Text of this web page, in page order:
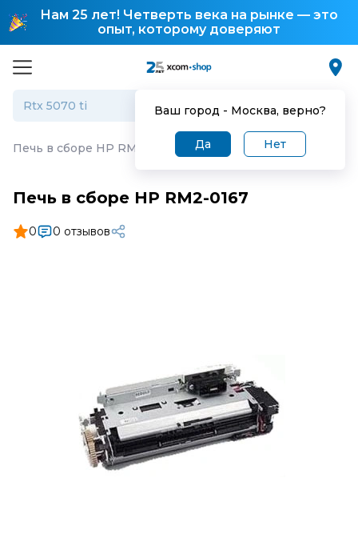
Нам 25 лет! Четверть века на рынке — это
опыт, которому доверяют
Ваш город - Москва, верно?
Да Нет
Печь в сборе HP RM2-0167
Печь в сборе HP RM2-0167
0 0 отзывов